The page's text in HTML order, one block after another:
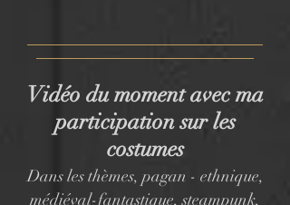
Vidéo du moment avec ma
participation sur les
costumes
Dans les thèmes, pagan - ethnique,
médiéval-fantastique,steampunk,